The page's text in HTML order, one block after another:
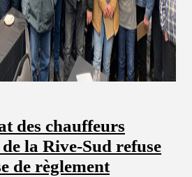
des chauffeurs
la Rive-Sud refuse
de règlement